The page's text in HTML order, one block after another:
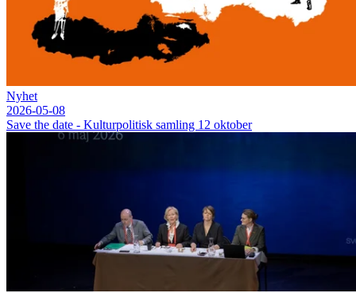
Nyhet
2026-05-08
Save the date - Kulturpolitisk samling 12 oktober